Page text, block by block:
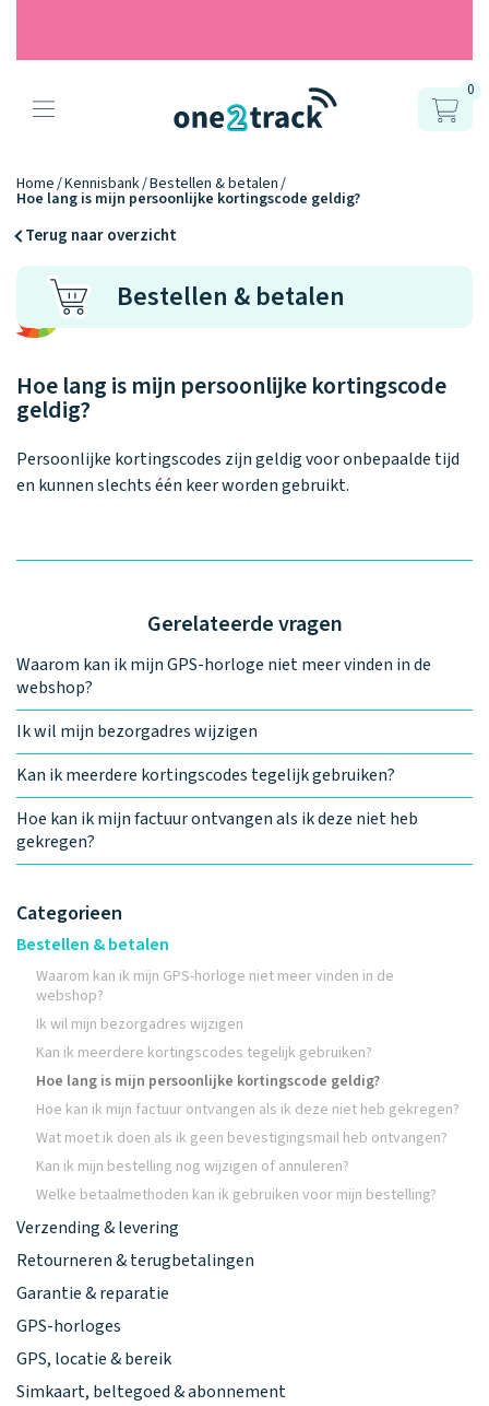
Producten
Onze gps
horloges
Connect
YOU
Connect
NEXT
Connect
UP
Horloges
vergelijken
Accessoires
Opladers
Ontdek alle
accessoires
Personaliseer
je bandje!
jou.
Hoe werkt
het?
Ontdek hoe
het werkt
Zo werken het
one2track-app
samen.
Waarom one2track
Handleiding
Blogs
Ons verhaal
Werken bij
Stichting
Jarige Job
0
Home Kennisbank Bestellen & betalen
Hoe lang is mijn persoonlijke kortingscode geldig?
Terug naar overzicht
Bestellen & betalen
Categorieen
Bestellen & betalen
Waarom kan ik mijn GPS-horloge niet meer vinden in de
webshop?
Ik wil mijn bezorgadres wijzigen
Kan ik meerdere kortingscodes tegelijk gebruiken?
Hoe lang is mijn persoonlijke kortingscode geldig?
Hoe kan ik mijn factuur ontvangen als ik deze niet heb gekregen?
Wat moet ik doen als ik geen bevestigingsmail heb ontvangen?
Kan ik mijn bestelling nog wijzigen of annuleren?
Welke betaalmethoden kan ik gebruiken voor mijn bestelling?
Verzending & levering
Retourneren & terugbetalingen
Garantie & reparatie
GPS-horloges
GPS, locatie & bereik
Simkaart, beltegoed & abonnement
Hoe lang is mijn persoonlijke kortingscode
geldig?
Persoonlijke kortingscodes zijn geldig voor onbepaalde tijd
en kunnen slechts één keer worden gebruikt.
Gerelateerde vragen
Waarom kan ik mijn GPS-horloge niet meer vinden in de
webshop?
Ik wil mijn bezorgadres wijzigen
Kan ik meerdere kortingscodes tegelijk gebruiken?
Hoe kan ik mijn factuur ontvangen als ik deze niet heb
gekregen?